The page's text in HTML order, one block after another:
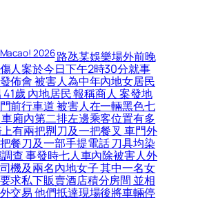
Macao! 2026路氹某娛樂場外前晚
人案於今日下午2時30分就事
佈會 被害人為中年內地女居民
41歲 內地居民 報稱商人 案發地
前行車道 被害人在一輛黑色七
廂內第二排左邊乘客位置有多
有兩把𠝹刀及一把餐叉 車門外
餐刀及一部手提電話 刀具均染
查 事發時七人車內除被害人外
機及兩名內地女子 其中一名女
求私下販賣酒店積分房間 並相
交易 他們抵達現場後將車輛停